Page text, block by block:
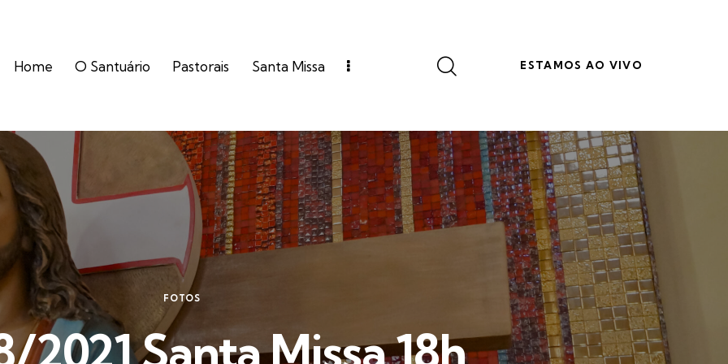
Home O Santuário Pastorais Santa Missa ESTAMOS AO VIVO
FOTOS
2021 Santa Missa 18h